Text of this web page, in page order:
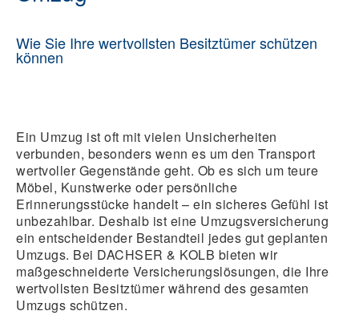
Wie Sie Ihre wertvollsten Besitztümer schützen
können
Ein Umzug ist oft mit vielen Unsicherheiten
verbunden, besonders wenn es um den Transport
wertvoller Gegenstände geht. Ob es sich um teure
Möbel, Kunstwerke oder persönliche
Erinnerungsstücke handelt – ein sicheres Gefühl ist
unbezahlbar. Deshalb ist eine Umzugsversicherung
ein entscheidender Bestandteil jedes gut geplanten
Umzugs. Bei DACHSER & KOLB bieten wir
maßgeschneiderte Versicherungslösungen, die Ihre
wertvollsten Besitztümer während des gesamten
Umzugs schützen.